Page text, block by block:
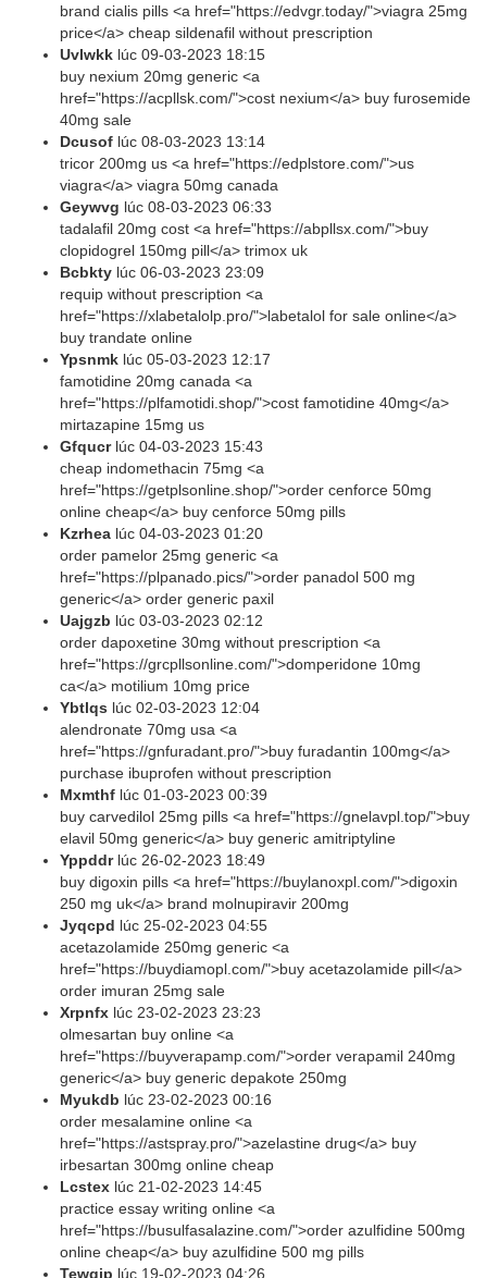
brand cialis pills <a href="https://edvgr.today/">viagra 25mg
price</a> cheap sildenafil without prescription
Uvlwkk lúc 09-03-2023 18:15
buy nexium 20mg generic <a
href="https://acpllsk.com/">cost nexium</a> buy furosemide
40mg sale
Dcusof lúc 08-03-2023 13:14
tricor 200mg us <a href="https://edplstore.com/">us
viagra</a> viagra 50mg canada
Geywvg lúc 08-03-2023 06:33
tadalafil 20mg cost <a href="https://abpllsx.com/">buy
clopidogrel 150mg pill</a> trimox uk
Bcbkty lúc 06-03-2023 23:09
requip without prescription <a
href="https://xlabetalolp.pro/">labetalol for sale online</a>
buy trandate online
Ypsnmk lúc 05-03-2023 12:17
famotidine 20mg canada <a
href="https://plfamotidi.shop/">cost famotidine 40mg</a>
mirtazapine 15mg us
Gfqucrlúc 04-03-2023 15:43
cheap indomethacin 75mg <a
href="https://getplsonline.shop/">order cenforce 50mg
online cheap</a> buy cenforce 50mg pills
Kzrhea lúc 04-03-2023 01:20
order pamelor 25mg generic <a
href="https://plpanado.pics/">order panadol 500 mg
generic</a> order generic paxil
Uajgzb lúc 03-03-2023 02:12
order dapoxetine 30mg without prescription <a
href="https://grcpllsonline.com/">domperidone 10mg
ca</a> motilium 10mg price
Ybtlqs lúc 02-03-2023 12:04
alendronate 70mg usa <a
href="https://gnfuradant.pro/">buy furadantin 100mg</a>
purchase ibuprofen without prescription
Mxmthf lúc 01-03-2023 00:39
buy carvedilol 25mg pills <a href="https://gnelavpl.top/">buy
elavil 50mg generic</a> buy generic amitriptyline
Yppddrlúc 26-02-2023 18:49
buy digoxin pills <a href="https://buylanoxpl.com/">digoxin
250 mg uk</a> brand molnupiravir 200mg
Jyqcpd lúc 25-02-2023 04:55
acetazolamide 250mg generic <a
href="https://buydiamopl.com/">buy acetazolamide pill</a>
order imuran 25mg sale
Xrpnfx lúc 23-02-2023 23:23
olmesartan buy online <a
href="https://buyverapamp.com/">order verapamil 240mg
generic</a> buy generic depakote 250mg
Myukdb lúc 23-02-2023 00:16
order mesalamine online <a
href="https://astspray.pro/">azelastine drug</a> buy
irbesartan 300mg online cheap
Lcstex lúc 21-02-2023 14:45
practice essay writing online <a
href="https://busulfasalazine.com/">order azulfidine 500mg
online cheap</a> buy azulfidine 500 mg pills
Tewqip lúc 19-02-2023 04:26